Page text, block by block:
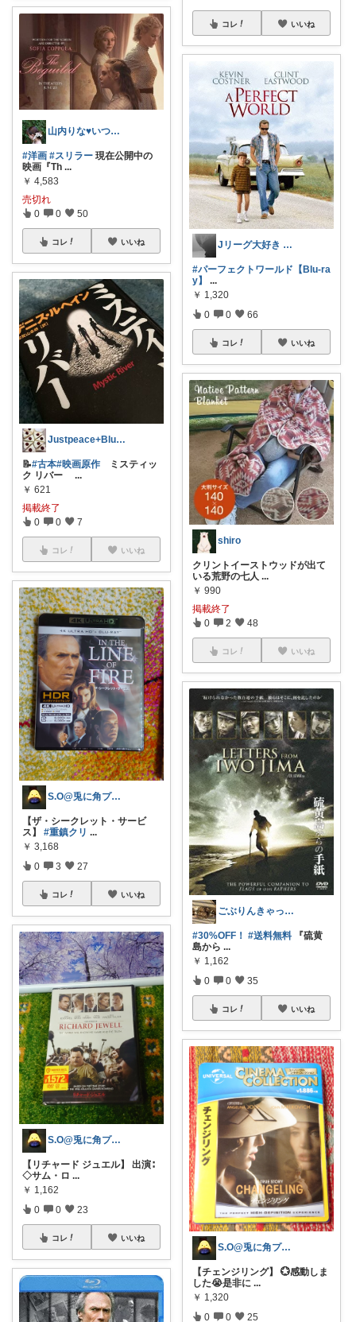
山内りな♥いつも、ありがとうございます♪
#洋画 #スリラー 現在公開中の
映画『Th ...
￥ 4,583
売切れ
0 0 50
コレ いいね
Justpeace+Blue🌾皆様感謝
📝#古本#映画原作 ミスティッ
ク リバー
...
￥ 621
掲載終了
0 0 7
コレ いいね
S.O@兎に角プロフから見てね🤗
【ザ・シークレット・サービ
ス】 #重鎮クリ ...
￥ 3,168
0 3 27
コレ いいね
S.O@兎に角プロフから見てね🤗
【リチャード ジュエル】 出演∶
◇サム・ロ ...
￥ 1,162
0 0 23
コレ いいね
コレ いいね
Jリーグ大好き 🦁ゲート😪💤
#パーフェクトワールド【Blu-ra
y】
...
￥ 1,320
0 0 66
コレ いいね
shiro
クリントイーストウッドが出て
いる荒野の七人 ...
￥ 990
掲載終了
0 2 48
コレ いいね
ごぶりんきゃっと@感謝(*≧▽≦*)ゞ
#30%OFF！ #送料無料 『硫黄
島から ...
￥ 1,162
0 0 35
コレ いいね
S.O@兎に角プロフから見てね🤗
【チェンジリング】 💮感動しま
した😭是非に ...
￥ 1,320
0 0 25